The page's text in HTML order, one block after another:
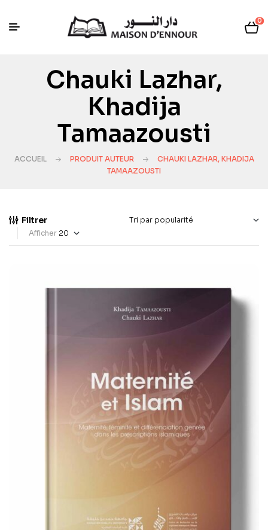
0
Chauki Lazhar,
Khadija
Tamaazousti
ACCUEIL PRODUIT AUTEUR
CHAUKI LAZHAR, KHADIJA
TAMAAZOUSTI
Filtrer
Afficher